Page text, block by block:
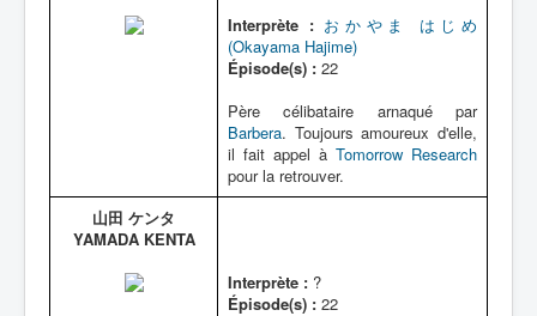
Interprète : おかやま はじめ
(Okayama Hajime)
Épisode(s) : 22
Père célibataire arnaqué par
Barbera. Toujours amoureux d'elle,
il fait appel à Tomorrow Research
pour la retrouver.
山田 ケンタ
YAMADA KENTA
Interprète : ?
Épisode(s) : 22